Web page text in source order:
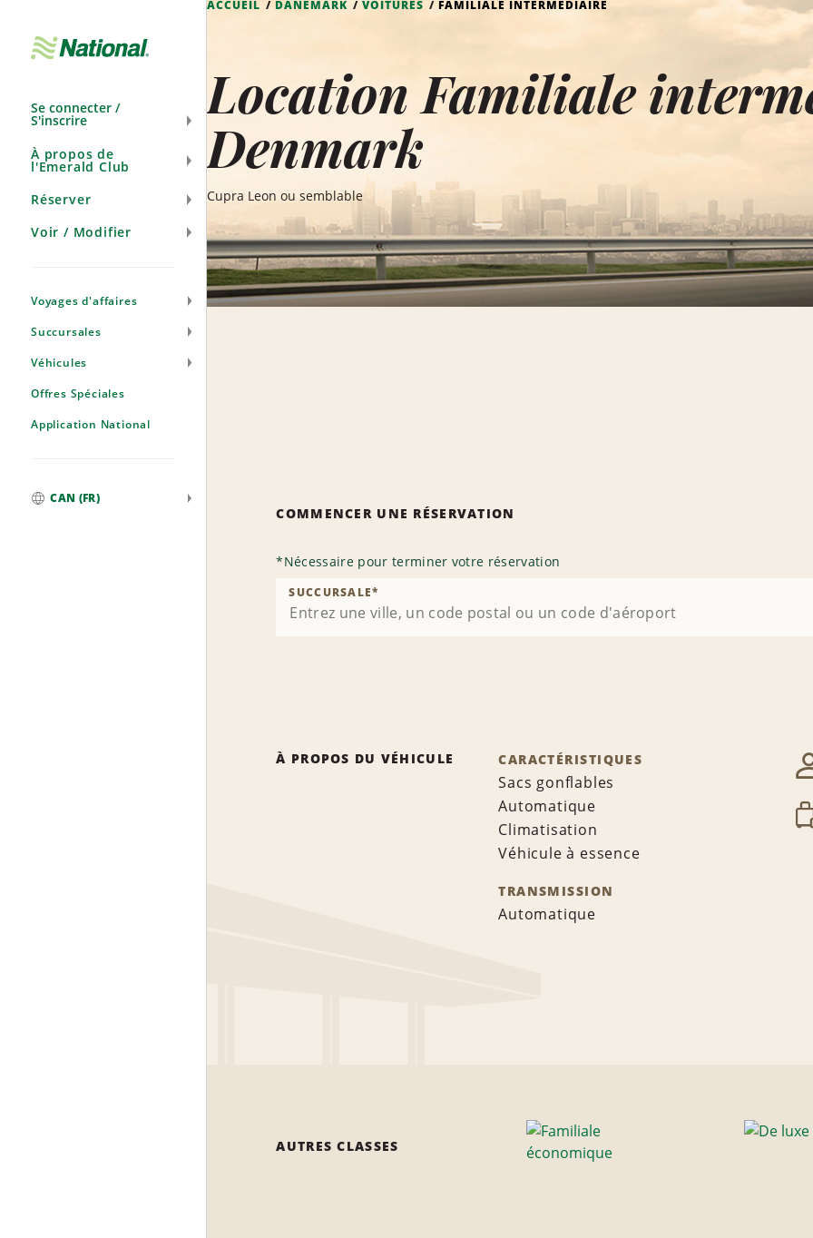
navigation
Se connecter /
S'inscrire
À propos de
l'Emerald Club
Réserver
Voir / Modifier
Voyages d'affaires
Succursales
Véhicules
Offres Spéciales
Application National
CAN (FR)
ACCUEIL DANEMARK VOITURES FAMILIALE INTERMÉDIAIRE
Location Familiale
Denmark
Cupra Leon ou semblable
COMMENCER UNE RÉSERVATION
*Nécessaire pour terminer votre réservation
SUCCURSALE*
À PROPOS DU VÉHICULE CARACTÉRISTIQUES
Sacs gonflables
Automatique
Climatisation
Véhicule à essence
TRANSMISSION
Automatique
AUTRES CLASSES